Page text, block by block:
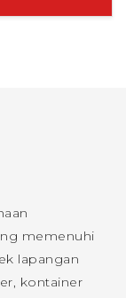
memenuhi
lapangan
kontainer